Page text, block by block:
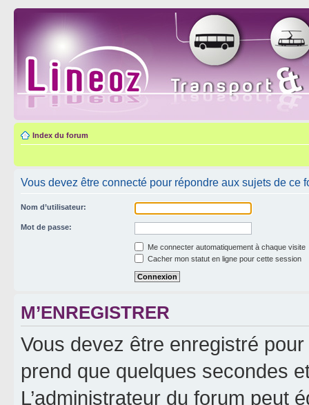
Index du forum
Vous devez être connecté pour répondre aux sujets de ce
Nom d’utilisateur:
Mot de passe:
Me connecter automatiquement à chaque visite
Cacher mon statut en ligne pour cette session
M’ENREGISTRER
Vous devez être enregistré
prend que quelques secondes
L’administrateur du forum peut